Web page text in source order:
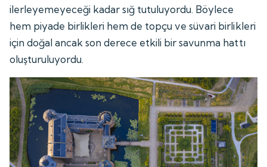
ilerleyemeyeceği kadar sığ tutuluyordu. Böylece
hem piyade birlikleri hem de topçu ve süvari birlikleri
için doğal ancak son derece etkili bir savunma hattı
oluşturuluyordu.